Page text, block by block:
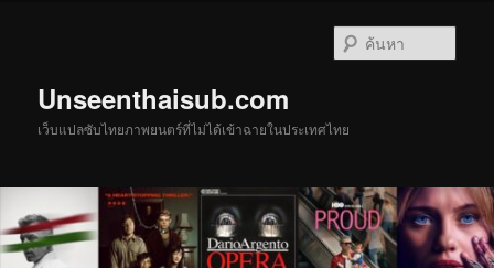
Unseenthaisub.com
เว็บแปลซับไทยภาพยนตร์ที่ไม่ได้เข้าฉายในประเทศไทย